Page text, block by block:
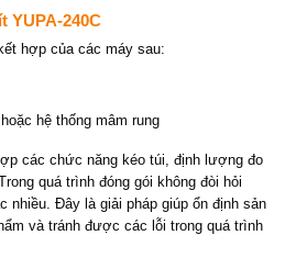
YUPA-240C
hợp của các máy sau:
hệ thống mâm rung
các chức năng kéo túi, định lượng đo
quá trình đóng gói không đòi hỏi
nhiều. Đây là giải pháp giúp ổn định sản
và tránh được các lỗi trong quá trình